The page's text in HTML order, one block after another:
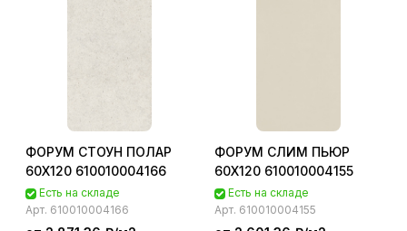
ФОРУМ СТОУН ПОЛАР
60X120 610010004166
Есть на складе
Арт. 610010004166
ФОРУМ СЛИМ ПЬЮР
60X120 610010004155
Есть на складе
Арт. 610010004155